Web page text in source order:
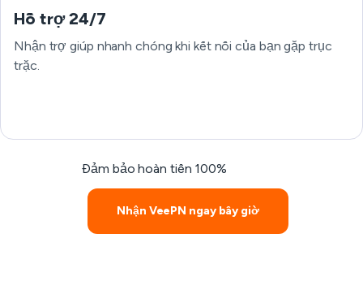
Hỗ trợ 24/7
Nhận trợ giúp nhanh chóng khi kết nối của bạn gặp trục
trặc.
Đảm bảo hoàn tiền 100%
Nhận VeePN ngay bây giờ